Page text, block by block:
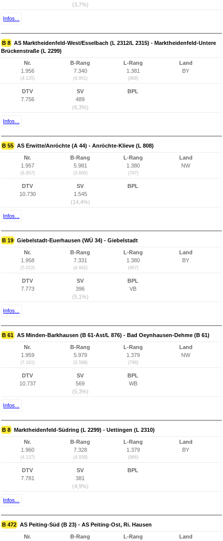
(3,7%)
Infos...
B 8 AS Marktheidenfeld-West/Esselbach (L 2312/L 2315) - Marktheidenfeld-Untere
Brückenstraße (L 2299)
Nr.
1.956
(4.135)
B-Rang
7.340
(4.951)
L-Rang
1.381
(968)
Land
BY
DTV
7.756
SV
489
(6,3%)
BPL
Infos...
B 55 AS Erwitte/Anröchte (A 44) - Anröchte-Klieve (L 808)
Nr.
1.957
(6.857)
B-Rang
5.981
(3.600)
L-Rang
1.380
(797)
Land
NW
DTV
10.730
SV
1.545
(14,4%)
BPL
Infos...
B 19 Giebelstadt-Euerhausen (WÜ 34) - Giebelstadt
Nr.
1.958
(5.022)
B-Rang
7.331
(4.942)
L-Rang
1.380
(967)
Land
BY
DTV
7.773
SV
396
(5,1%)
BPL
VB
Infos...
B 61 AS Minden-Barkhausen (B 61-Ast/L 876) - Bad Oeynhausen-Dehme (B 61)
Nr.
1.959
(7.161)
B-Rang
5.979
(3.598)
L-Rang
1.379
(796)
Land
NW
DTV
10.737
SV
569
(5,3%)
BPL
WB
Infos...
B 8 Marktheidenfeld-Südring (L 2299) - Uettingen (L 2310)
Nr.
1.960
(4.137)
B-Rang
7.328
(4.939)
L-Rang
1.379
(966)
Land
BY
DTV
7.781
SV
381
(4,9%)
BPL
Infos...
B 472 AS Peiting-Süd (B 23) - AS Peiting-Ost, Ri. Hausen
Nr.
B-Rang
L-Rang
Land